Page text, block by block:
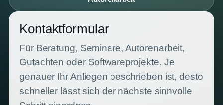
Kontaktformular
Für Beratung, Seminare, Autorenarbeit,
Gutachten oder Softwareprojekte. Je
genauer Ihr Anliegen beschrieben ist, desto
schneller lässt sich der nächste sinnvolle